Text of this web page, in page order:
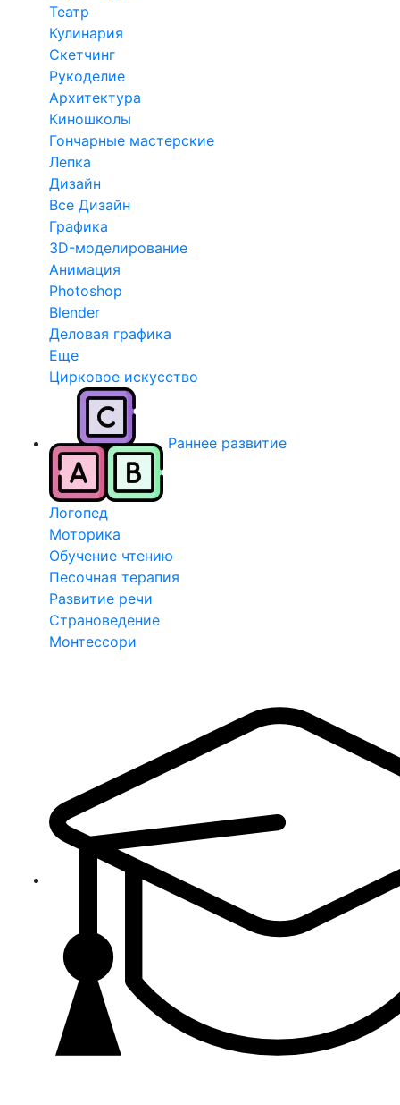
Театр
Кулинария
Скетчинг
Рукоделие
Архитектура
Киношколы
Гончарные мастерские
Лепка
Дизайн
Все Дизайн
Графика
3D-моделирование
Анимация
Photoshop
Blender
Деловая графика
Еще
Цирковое искусство
Раннее развитие
Логопед
Моторика
Обучение чтению
Песочная терапия
Развитие речи
Страноведение
Монтессори